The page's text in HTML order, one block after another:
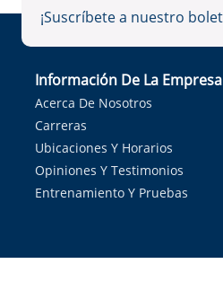
¡Suscríbete a nuestro
Información De La Empresa
Acerca De Nosotros
Carreras
Ubicaciones Y Horarios
Opiniones Y Testimonios
Entrenamiento Y Pruebas